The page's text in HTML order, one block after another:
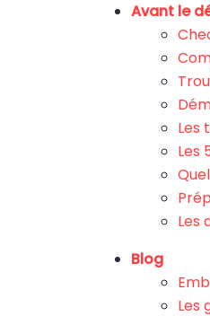
Avant le
Les
Les
Les
Blog
Les